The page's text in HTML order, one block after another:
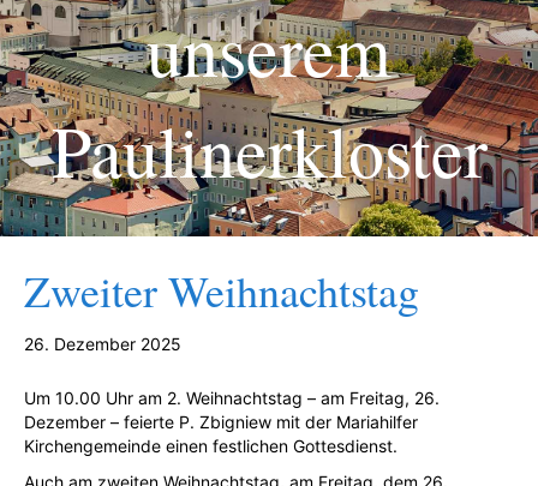
unserem
Paulinerkloster
Zweiter Weihnachtstag
26. Dezember 2025
Um 10.00 Uhr am 2. Weihnachtstag – am Freitag, 26.
Dezember – feierte P. Zbigniew mit der Mariahilfer
Kirchengemeinde einen festlichen Gottesdienst.
Auch am zweiten Weihnachtstag, am Freitag, dem 26.